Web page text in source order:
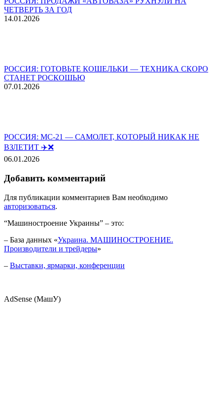
ЧЕТВЕРТЬ ЗА ГОД
14.01.2026
РОССИЯ: ГОТОВЬТЕ КОШЕЛЬКИ — ТЕХНИКА СКОРО
СТАНЕТ РОСКОШЬЮ
07.01.2026
РОССИЯ: МС-21 — САМОЛЕТ, КОТОРЫЙ НИКАК НЕ
ВЗЛЕТИТ ✈️❌
06.01.2026
Добавить комментарий
Для публикации комментариев Вам необходимо
авторизоваться.
“Машиностроение Украины” – это:
– База данных «Украина. МАШИНОСТРОЕНИЕ.
Производители и трейдеры»
– Выставки, ярмарки, конференции
AdSense (МашУ)